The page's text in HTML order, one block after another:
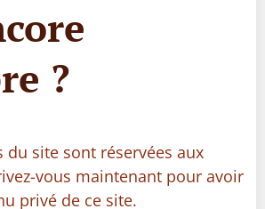
?
du site sont réservées aux
vous maintenant pour avoir
privé de ce site.